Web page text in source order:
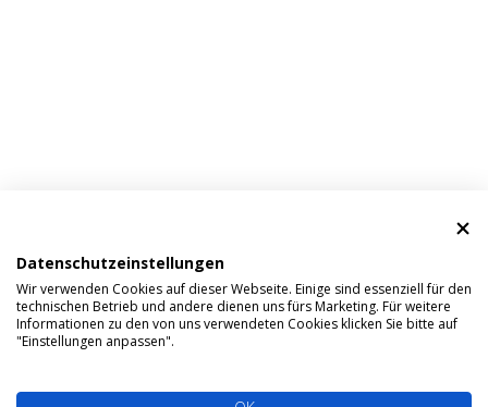
Datenschutzeinstellungen
Wir verwenden Cookies auf dieser Webseite. Einige sind essenziell für den
technischen Betrieb und andere dienen uns fürs Marketing. Für weitere
Informationen zu den von uns verwendeten Cookies klicken Sie bitte auf
"Einstellungen anpassen".